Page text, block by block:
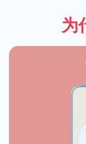
为